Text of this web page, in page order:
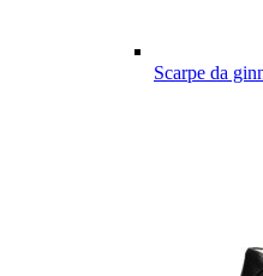
Scarpe da